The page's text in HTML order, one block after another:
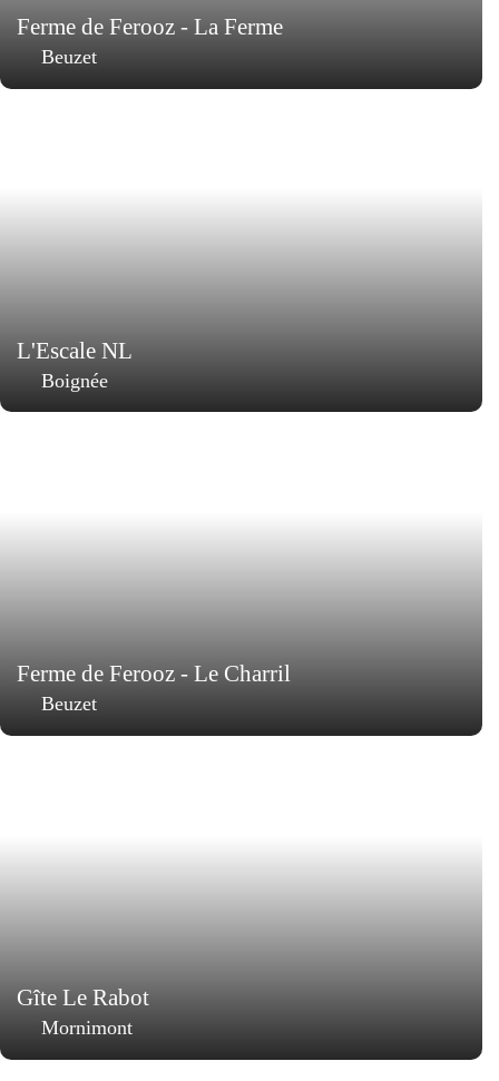
Ferme de Ferooz - La Ferme
Beuzet
L'Escale NL
Boignée
Ferme de Ferooz - Le Charril
Beuzet
Gîte Le Rabot
Mornimont